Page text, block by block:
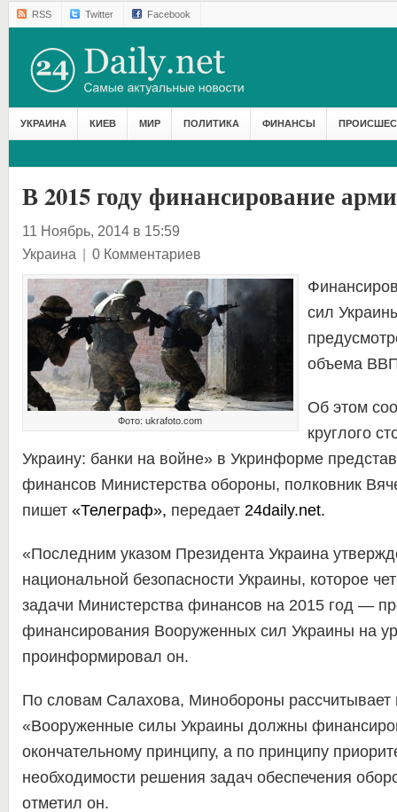
RSS Twitter Facebook
УКРАИНА КИЕВ МИР ПОЛИТИКА ФИНАНСЫ
В 2015 году финансирование
11 Ноябрь, 2014 в 15:59
Украина | 0 Комментариев
Фото: ukrafoto.com
сил
объема
Об этом
круглого
Украину: банки на войне» в Укринформе
финансов Министерства обороны, полковник
пишет «Телеграф», передает 24daily.net.
«Последним указом Президента Украина
национальной безопасности Украины, которое
задачи Министерства финансов на 2015 год —
финансирования Вооруженных сил Украины на
проинформировал он.
По словам Салахова, Минобороны рассчитывает
«Вооруженные силы Украины должны
окончательному принципу, а по принципу
необходимости решения задач обеспечения
отметил он.